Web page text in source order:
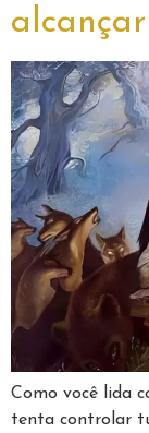
Como você lida
tenta controlar